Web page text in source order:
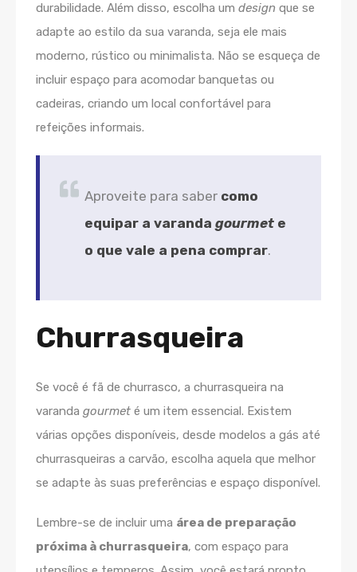
durabilidade. Além disso, escolha um design que se
adapte ao estilo da sua varanda, seja ele mais
moderno, rústico ou minimalista. Não se esqueça de
incluir espaço para acomodar banquetas ou
cadeiras, criando um local confortável para
refeições informais.
Aproveite para saber como
equipar a varanda gourmet e
o que vale a pena comprar.
Churrasqueira
Se você é fã de churrasco, a churrasqueira na
varanda gourmet é um item essencial. Existem
várias opções disponíveis, desde modelos a gás até
churrasqueiras a carvão, escolha aquela que melhor
se adapte às suas preferências e espaço disponível.
Lembre-se de incluir uma área de preparação
próxima à churrasqueira, com espaço para